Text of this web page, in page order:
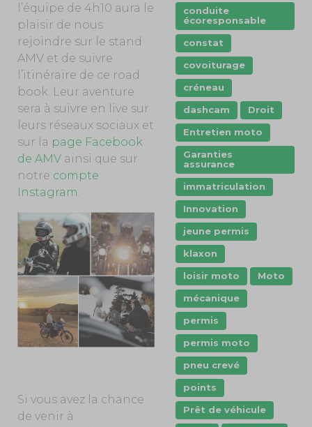
l’équipe de 4h10 aura le
plaisir de nous
rejoindre sur le stand
AMV et de suivre
l’itinéraire de ce road
book. Leur aventure
sera à suivre en live sur
leurs réseaux sociaux et
sur la page Facebook
de AMV ainsi que sur
notre compte
Instagram
Si vous avez la chance
de venir à
conduite
écoresponsable
constat
covoiturage
créneau
dashcam
Droit
Entretien moto
Garanties
assurance
immatriculation
Innovation
jeune permis
klaxon
loisir moto
Moto
mécanique
permis
permis moto
pneu crevé
points
Prêt de véhicule